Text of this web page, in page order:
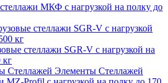
МКФ с нагрузкой на полку до
стеллажи SGR-V с нагрузкой на
кг
Элементы Стеллажей